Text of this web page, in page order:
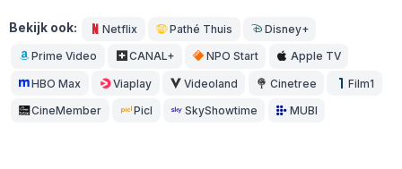
Bekijk ook: Netflix Pathé Thuis Disney+
Prime Video CANAL+ NPO Start Apple TV
HBO Max Viaplay Videoland Cinetree Film1
CineMember Picl SkyShowtime MUBI